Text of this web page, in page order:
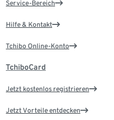
Service-Bereich
Hilfe & Kontakt
Tchibo Online-Konto
TchiboCard
Jetzt kostenlos registrieren
Jetzt Vorteile entdecken